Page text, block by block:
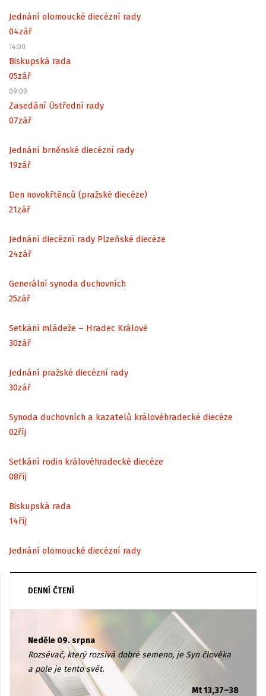
Jednání olomoucké diecézní rady
04zář
14:00
Biskupská rada
05zář
09:00
Zasedání Ústřední rady
07zář
Jednání brněnské diecézní rady
19zář
Den novokřtěnců (pražské diecéze)
21zář
Jednání diecézní rady Plzeňské diecéze
24zář
Generální synoda duchovních
25zář
Setkání mládeže – Hradec Králové
30zář
Jednání pražské diecézní rady
30zář
Synoda duchovních a kazatelů královéhradecké diecéze
02říj
Setkání rodin královéhradecké diecéze
08říj
Biskupská rada
14říj
Jednání olomoucké diecézní rady
DENNÍ ČTENÍ
Neděle 09. srpna
Rozsévač, který rozsívá dobré semeno, je Syn člověka
a pole je tento svět.
Mt 13,37–38